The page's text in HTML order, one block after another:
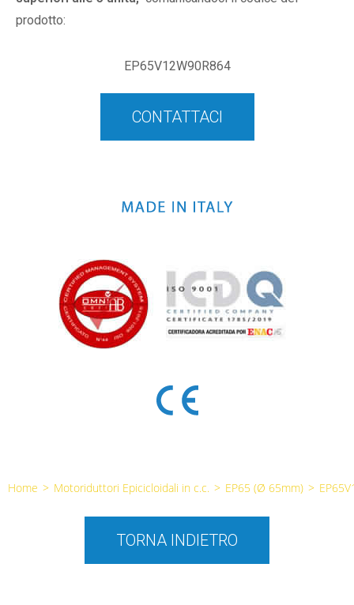
prodotto:
EP65V12W90R864
CONTATTACI
Home > Motoriduttori Epicicloidali in c.c. > EP65 (Ø 65mm) >
TORNA INDIETRO